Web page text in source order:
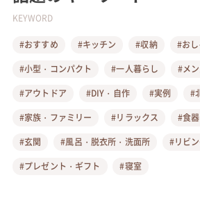
KEYWORD
#おすすめ #キッチン #収納
#お
#小型・コンパクト
#一人暮らし
#メ
#アウトドア
#DIY・自作 #実例
#
#家族・ファミリー
#リラックス
#食
#玄関
#風呂・脱衣所・洗面所 #リビ
#プレゼント・ギフト
#寝室